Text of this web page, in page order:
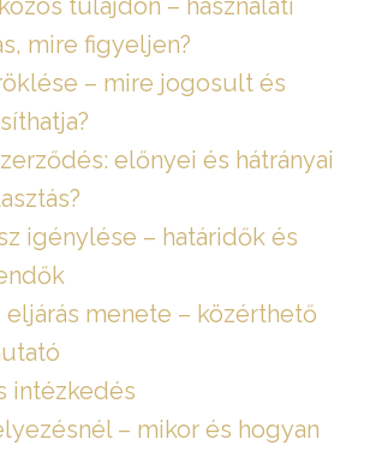
mire figyeljen?
– mire jogosult és
előnyei és hátrányai
igénylése – határidők és
eljárás menete – közérthető
intézkedés
– mikor és hogyan